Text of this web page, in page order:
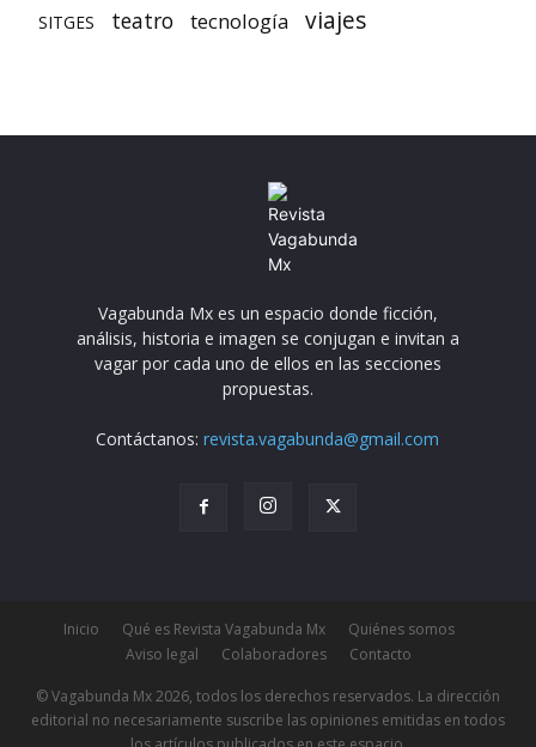
SITGES teatro tecnología viajes
Vagabunda Mx es un espacio donde ficción,
análisis, historia e imagen se conjugan e invitan a
vagar por cada uno de ellos en las secciones
propuestas.
Contáctanos:revista.vagabunda@gmail.com
Inicio Qué es Revista Vagabunda Mx
Quiénes somos
Aviso legal
Colaboradores Contacto
© Vagabunda Mx 2026, todos los derechos reservados. La dirección
editorial no necesariamente suscribe las opiniones emitidas en todos